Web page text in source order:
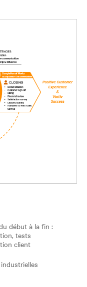
début à la fin :
tests
client